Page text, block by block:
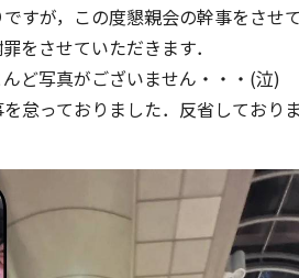
すが，この度懇親会の幹事をさせ
をさせていただきます．
ど写真がございません・・・(泣)
怠っておりました．反省しておりま